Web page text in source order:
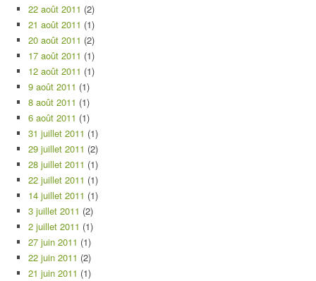
22 août 2011 (2)
21 août 2011 (1)
20 août 2011 (2)
17 août 2011 (1)
12 août 2011 (1)
9 août 2011 (1)
8 août 2011 (1)
6 août 2011 (1)
31 juillet 2011 (1)
29 juillet 2011 (2)
28 juillet 2011 (1)
22 juillet 2011 (1)
14 juillet 2011 (1)
3 juillet 2011 (2)
2 juillet 2011 (1)
27 juin 2011 (1)
22 juin 2011 (2)
21 juin 2011 (1)